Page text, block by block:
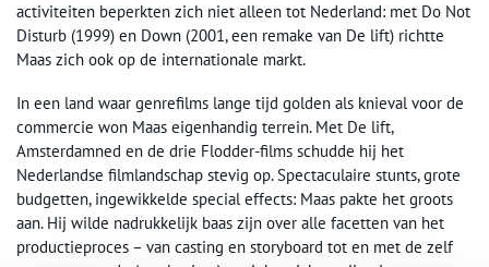
activiteiten beperkten zich niet alleen tot Nederland: met Do Not
Disturb (1999) en Down (2001, een remake van De lift) richtte
Maas zich ook op de internationale markt.
In een land waar genrefilms lange tijd golden als knieval voor de
commercie won Maas eigenhandig terrein. Met De lift,
Amsterdamned en de drie Flodder-films schudde hij het
Nederlandse filmlandschap stevig op. Spectaculaire stunts, grote
budgetten, ingewikkelde special effects: Maas pakte het groots
aan. Hij wilde nadrukkelijk baas zijn over alle facetten van het
productieproces – van casting en storyboard tot en met de zelf